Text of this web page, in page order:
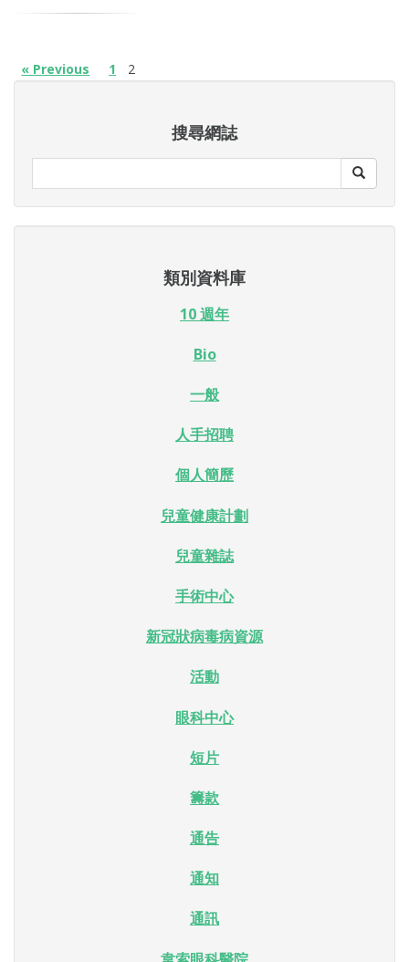
« Previous 1 2
搜尋網誌
類別資料庫
10 週年
Bio
一般
人手招聘
個人簡歷
兒童健康計劃
兒童雜誌
手術中心
新冠狀病毒病資源
活動
眼科中心
短片
籌款
通告
通知
通訊